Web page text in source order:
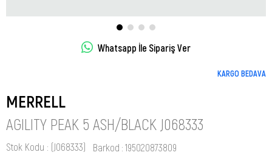
Whatsapp İle Sipariş Ver
KARGO BEDAVA
MERRELL
AGILITY PEAK 5 ASH/BLACK J068333
Stok Kodu (J068333) Barkod : 195020873809